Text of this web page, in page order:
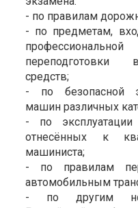
- по правилам
- по предметам,
переподготовки
средств;
- по безопасной
машин различных
- по
отнесённых к
машиниста;
- по правилам
автомобильным
- по другим